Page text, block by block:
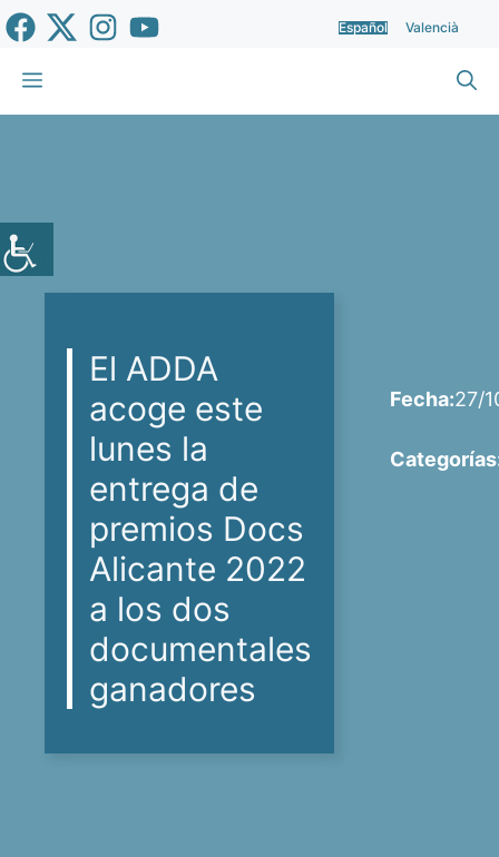
Saltar
al
contenido
Español Valencià
Menú
El ADDA
acoge este
lunes la
entrega de
premios Docs
Alicante 2022
a los dos
documentales
ganadores
Fecha:27/